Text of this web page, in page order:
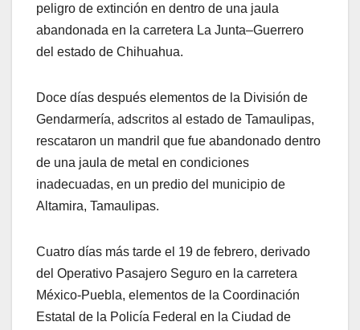
peligro de extinción en dentro de una jaula
abandonada en la carretera La Junta–Guerrero
del estado de Chihuahua.
Doce días después elementos de la División de
Gendarmería, adscritos al estado de Tamaulipas,
rescataron un mandril que fue abandonado dentro
de una jaula de metal en condiciones
inadecuadas, en un predio del municipio de
Altamira, Tamaulipas.
Cuatro días más tarde el 19 de febrero, derivado
del Operativo Pasajero Seguro en la carretera
México-Puebla, elementos de la Coordinación
Estatal de la Policía Federal en la Ciudad de